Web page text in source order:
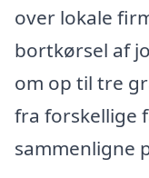
over lokale
bortkørsel af
om op til tre
fra forskellige
sammenligne